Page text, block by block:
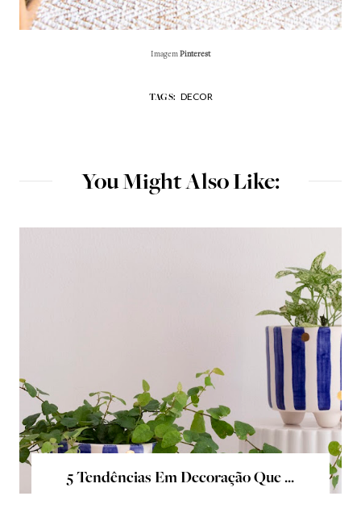
Imagem Pinterest
TAGS: DECOR
You Might Also Like:
5 Tendências Em Decoração Que ...